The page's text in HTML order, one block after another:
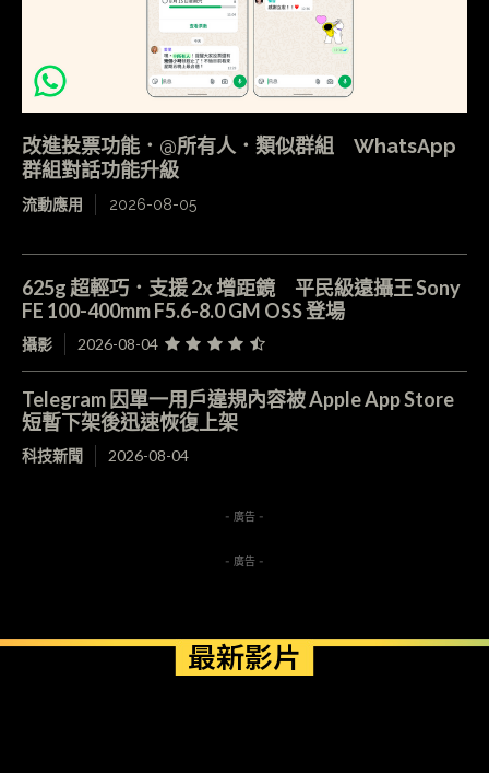
改進投票功能．@所有人．類似群組 WhatsApp
群組對話功能升級
流動應用 2026-08-05
625g 超輕巧．支援 2x 增距鏡 平民級遠攝王 Sony
FE 100-400mm F5.6-8.0 GM OSS 登場
攝影 2026-08-04
Telegram 因單一用戶違規內容被 Apple App Store
短暫下架後迅速恢復上架
科技新聞 2026-08-04
- 廣告 -
- 廣告 -
最新影片